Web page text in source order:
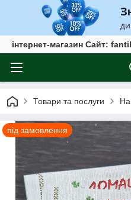
інтернет-магазин Сайт:
Товари та послуги
під замовлення